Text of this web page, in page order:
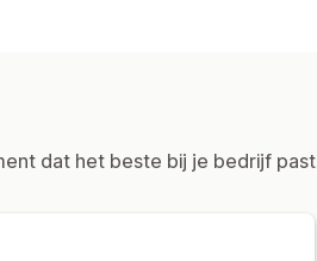
dat het beste bij je bedrijf